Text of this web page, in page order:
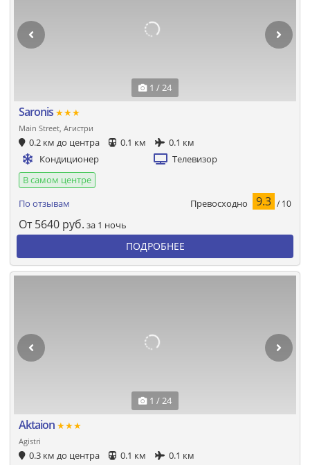
1 / 24
Saronis ★★★
Main Street, Агистри
0.2 км до центра 0.1 км
0.1 км
Кондиционер
Телевизор
В самом центре
По отзывам
Превосходно 9.3 / 10
От 5640 руб. за 1 ночь
ПОДРОБНЕЕ
1 / 24
Aktaion ★★★
Agistri
0.3 км до центра 0.1 км
0.1 км